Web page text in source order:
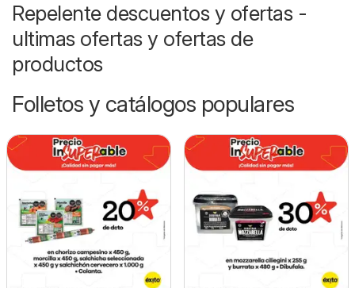
Repelente descuentos y ofertas -
ultimas ofertas y ofertas de
productos
Folletos y catálogos populares